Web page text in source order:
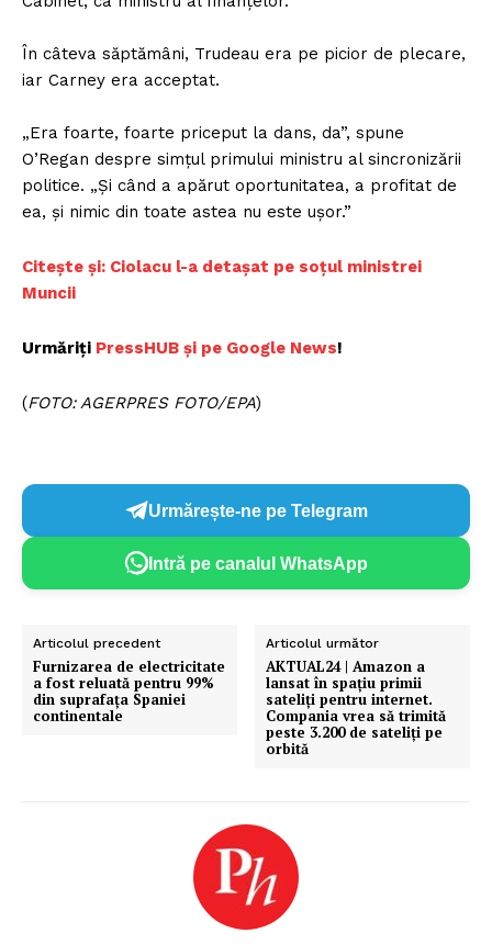
FREEDOM HOUSE ROMÂNIA
PRESShub
Despre noi / Echipa
Proiecte editoriale
Rețea
În câteva săptămâni, Trudeau era pe picior de plecare,
iar Carney era acceptat.
„Era foarte, foarte priceput la dans, da”, spune
O’Regan despre simțul primului ministru al sincronizării
politice. „Și când a apărut oportunitatea, a profitat de
ea, și nimic din toate astea nu este ușor.”
Citește și: Ciolacu l-a detașat pe soțul ministrei
Muncii
Urmăriți PressHUB și pe Google News!
(FOTO: AGERPRES FOTO/EPA)
Urmărește-ne pe Telegram
Intră pe canalul WhatsApp
Articolul precedent
Furnizarea de electricitate
a fost reluată pentru 99%
din suprafața Spaniei
continentale
Articolul următor
AKTUAL24 | Amazon a
lansat în spațiu primii
sateliți pentru internet.
Compania vrea să trimită
peste 3.200 de sateliți pe
orbită